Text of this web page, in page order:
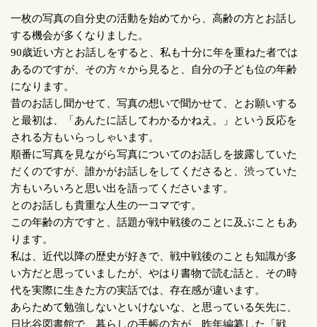
一枚の写真の自分史の活動を始めてから、高齢の方とお話し
する機会が多くなりました。
90歳近い方とお話しをすると、私も十分に年を重ねた者では
あるのですが、その方々から見ると、自分の子ども位の年齢
になります。
昔のお話し聞かせて、写真の想いで聞かせて、とお願いする
と最初は、「あんたに話してわかるかねえ。」という反応を
される方もいらっしゃいます。
順番に写真を見ながら写真についてのお話しを披露していた
だくのですが、誰かがお話しをしてくださると、渋っていた
方もいろいろと思い出を語ってくださいます。
とのお話しも貴重な人生の一コマです。
この年齢の方ですと、話題が戦中戦後のことに及ぶこともあ
ります。
私は、近代以降の歴史が好きで、戦中戦後のことも知識が多
い方だと思っていましたが、やはり書物で読む話と、その時
代を実際に生きた方の実話では、存在感が違います。
あらためて勉強しないといけないな、と思っている矢先に、
日比谷図書館で、暮らしの手帳の方が、昨年編纂した「戦